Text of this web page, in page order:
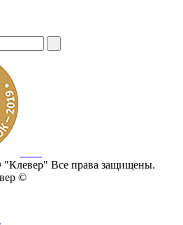
Все права защищены.
©